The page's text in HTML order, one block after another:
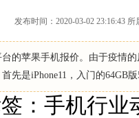
发布时间：2020-03-02 23:16:43
的苹果手机报价。由于疫情
先是iPhone11，入门的64GB
：手机行业